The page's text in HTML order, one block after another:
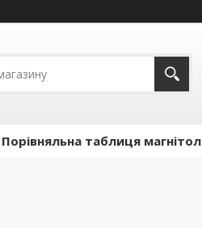
Порівняльна таблиця магнітол